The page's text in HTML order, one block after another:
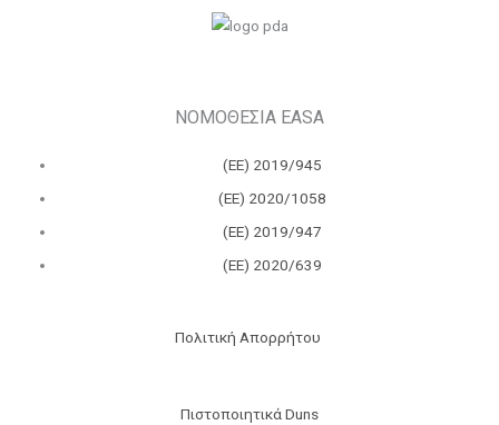
ΝΟΜΟΘΕΣΙΑ EASA
(ΕΕ) 2019/945
(ΕΕ) 2020/1058
(ΕΕ) 2019/947
(ΕΕ) 2020/639
Πολιτική Απορρήτου
Πιστοποιητικά Duns